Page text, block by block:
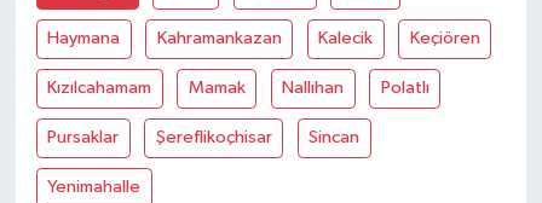
Haymana Kahramankazan Kalecik Keçiören
Kızılcahamam Mamak Nallıhan Polatlı
Pursaklar Şereflikoçhisar Sincan
Yenimahalle